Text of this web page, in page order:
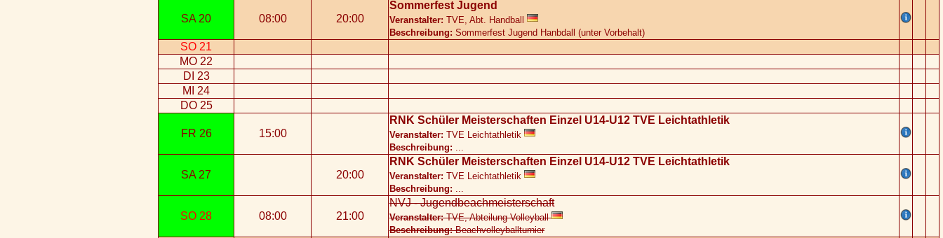
SA 20 08:00 20:00
Sommerfest Jugend
Veranstalter: TVE, Abt. Handball
Beschreibung: Sommerfest Jugend Hanbdall (unter Vorbehalt)
SO 21
MO 22
DI 23
MI 24
DO 25
FR 26 15:00
RNK Schüler Meisterschaften Einzel U14-U12 TVE Leichtathletik
Veranstalter: TVE Leichtathletik
Beschreibung:
SA 27 20:00
RNK Schüler Meisterschaften Einzel U14-U12 TVE Leichtathletik
Veranstalter: TVE Leichtathletik
Beschreibung:
SO 28 08:00 21:00
NVJ - Jugendbeachmeisterschaft
Veranstalter:TVE, Abteilung Volleyball
Beschreibung:Beachvolleyballturnier